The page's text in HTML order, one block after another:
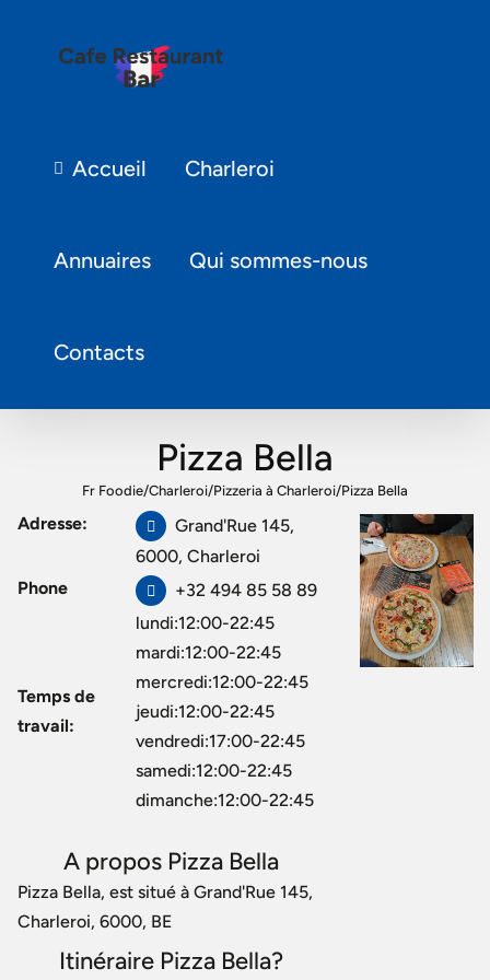
Accueil Charleroi
Annuaires Qui sommes-nous
Contacts
Pizza Bella
Fr Foodie/Charleroi/Pizzeria à Charleroi/Pizza Bella
Adresse:
Grand'Rue 145,
6000, Charleroi
Phone
+32 494 85 58 89
Temps de
travail:
lundi:12:00-22:45
mardi:12:00-22:45
mercredi:12:00-22:45
jeudi:12:00-22:45
vendredi:17:00-22:45
samedi:12:00-22:45
dimanche:12:00-22:45
A propos Pizza Bella
Pizza Bella, est situé à Grand'Rue 145,
Charleroi, 6000, BE
Itinéraire Pizza Bella?